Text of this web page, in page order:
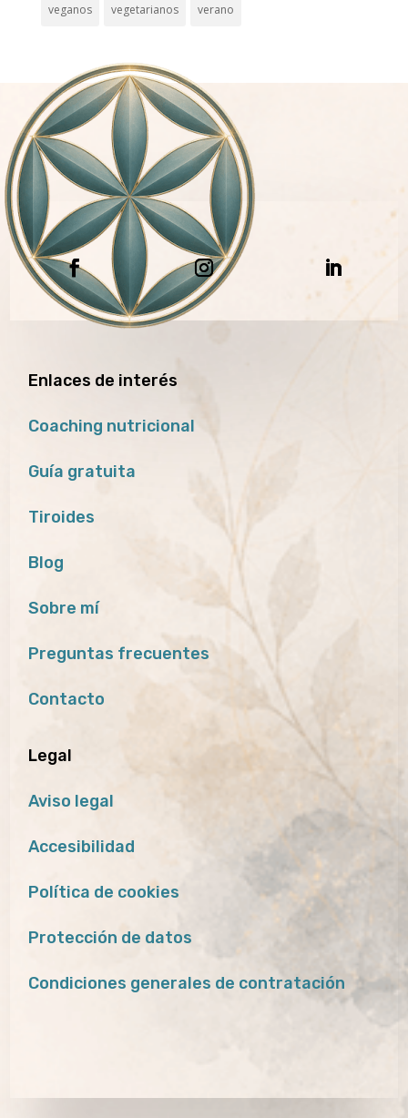
veganos vegetarianos verano
Enlaces de interés
Coaching nutricional
Guía gratuita
Tiroides
Blog
Sobre mí
Preguntas frecuentes
Contacto
Legal
Aviso legal
Accesibilidad
Política de cookies
Protección de datos
Condiciones generales de contratación